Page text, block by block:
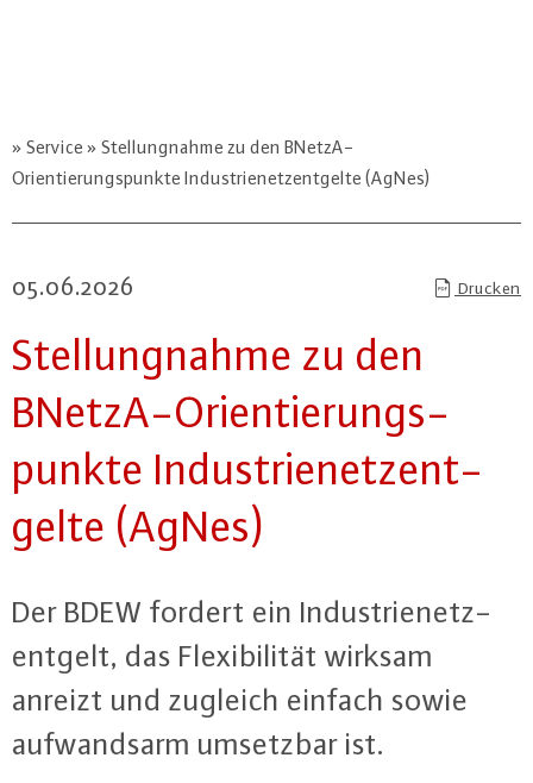
Service
Stellungnahme zu den BNetzA-
Orientierungspunkte Industrienetzentgelte (AgNes)
05.06.2026 Drucken
Stel­lung­nah­me zu den
BNetzA-Ori­en­tie­rungs­
punk­te In­dus­trie­netz­ent­
gel­te (AgNes)
Der BDEW fordert ein In­dus­trie­netz­
ent­gelt, das Fle­xi­bi­li­tät wirksam
anreizt und zugleich einfach sowie
auf­wands­arm umsetzbar ist.